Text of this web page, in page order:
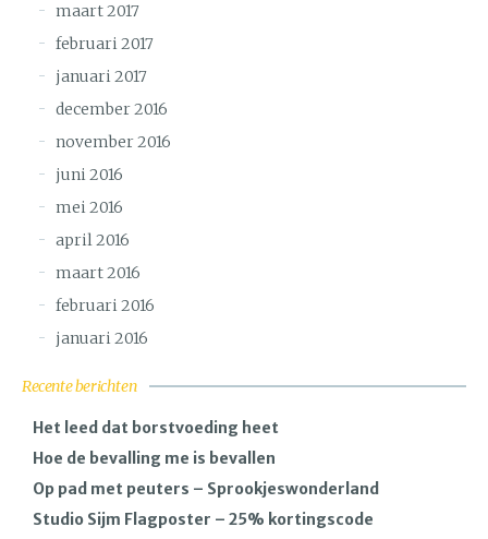
maart 2017
februari 2017
januari 2017
december 2016
november 2016
juni 2016
mei 2016
april 2016
maart 2016
februari 2016
januari 2016
Recente berichten
Het leed dat borstvoeding heet
Hoe de bevalling me is bevallen
Op pad met peuters – Sprookjeswonderland
Studio Sijm Flagposter – 25% kortingscode